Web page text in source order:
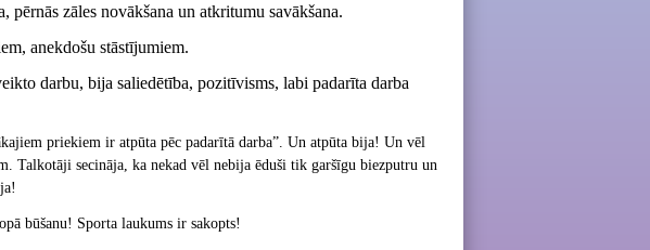
zāles novākšana un atkritumu savākšana.
anekdošu stāstījumiem.
darbu, bija saliedētība, pozitīvisms, labi padarīta darba
priekiem ir atpūta pēc padarītā darba”. Un atpūta bija! Un vēl
Talkotāji secināja, ka nekad vēl nebija ēduši tik garšīgu biezputru un
būšanu! Sporta laukums ir sakopts!